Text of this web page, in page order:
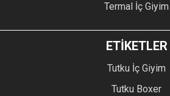
Termal İç Giyim
ETİKETLER
Tutku İç Giyim
Tutku Boxer